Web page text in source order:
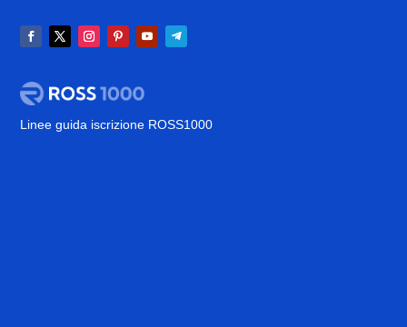
Linee guida iscrizione ROSS1000